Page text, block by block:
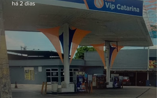
há 2 dias